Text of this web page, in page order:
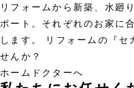
リフォームから新築、水廻
ポート。それぞれのお家に
します。 リフォームの『セ
せんか？
ホームドクターへ